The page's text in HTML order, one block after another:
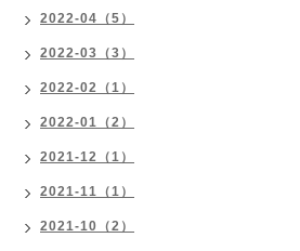
2022-04（5）
2022-03（3）
2022-02（1）
2022-01（2）
2021-12（1）
2021-11（1）
2021-10（2）